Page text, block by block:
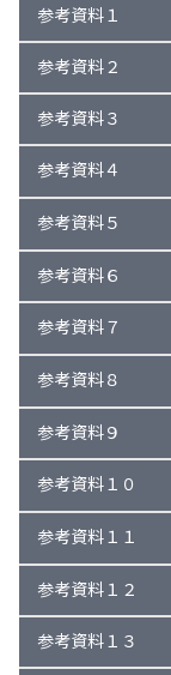
参考資料１
参考資料２
参考資料３
参考資料４
参考資料５
参考資料６
参考資料７
参考資料８
参考資料９
参考資料１０
参考資料１１
参考資料１２
参考資料１３